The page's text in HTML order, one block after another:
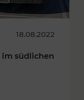
18.08.2022
im südlichen